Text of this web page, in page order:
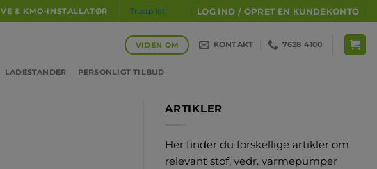
VE & KMO-INSTALLATØR Trustpilot LOG IND / OPRET EN KUNDEKONTO
VIDEN OM KONTAKT 7628 4100
LADESTANDER PERSONLIGT TILBUD
ARTIKLER
Her finder du forskellige artikler om
relevant stof, vedr. varmepumper